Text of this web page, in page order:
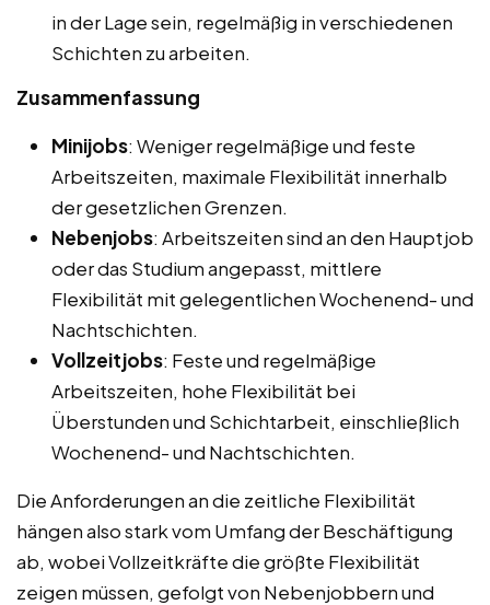
in der Lage sein, regelmäßig in verschiedenen
Schichten zu arbeiten.
Zusammenfassung
Minijobs: Weniger regelmäßige und feste
Arbeitszeiten, maximale Flexibilität innerhalb
der gesetzlichen Grenzen.
Nebenjobs: Arbeitszeiten sind an den Hauptjob
oder das Studium angepasst, mittlere
Flexibilität mit gelegentlichen Wochenend- und
Nachtschichten.
Vollzeitjobs: Feste und regelmäßige
Arbeitszeiten, hohe Flexibilität bei
Überstunden und Schichtarbeit, einschließlich
Wochenend- und Nachtschichten.
Die Anforderungen an die zeitliche Flexibilität
hängen also stark vom Umfang der Beschäftigung
ab, wobei Vollzeitkräfte die größte Flexibilität
zeigen müssen, gefolgt von Nebenjobbern und